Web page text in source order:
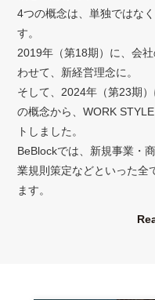
4つの概念は、単独ではな
す。
2019年（第18期）に、会
わせて、新経営理念に。
そして、2024年（第23期
の概念から、WORK
トしました。
BeBlockでは、新規事業・
業規則策定などといった全
ます。